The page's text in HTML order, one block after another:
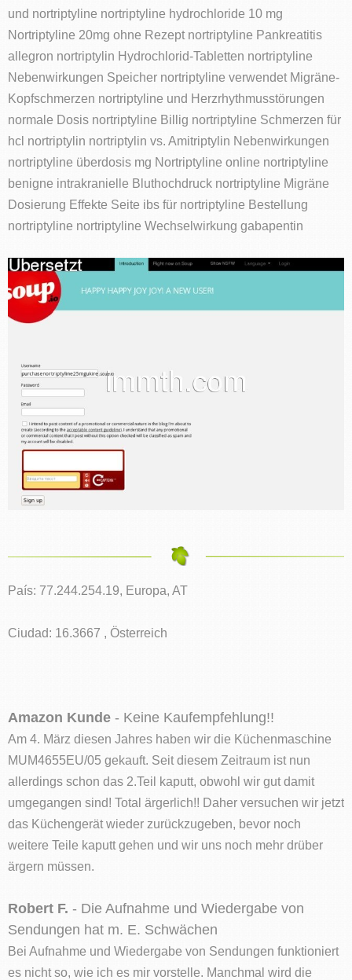
und nortriptyline nortriptyline hydrochloride 10 mg
Nortriptyline 20mg ohne Rezept nortriptyline Pankreatitis
allegron nortriptylin Hydrochlorid-Tabletten nortriptyline
Nebenwirkungen Speicher nortriptyline verwendet Migräne-
Kopfschmerzen nortriptyline und Herzrhythmusstörungen
normale Dosis nortriptyline Billig nortriptyline Schmerzen für
hcl nortriptylin nortriptylin vs. Amitriptylin Nebenwirkungen
nortriptyline überdosis mg Nortriptyline online nortriptyline
benigne intrakranielle Bluthochdruck nortriptyline Migräne
Dosierung Effekte Seite ibs für nortriptyline Bestellung
nortriptyline nortriptyline Wechselwirkung gabapentin
País: 77.244.254.19, Europa, AT
Ciudad: 16.3667 , Österreich
Amazon Kunde - Keine Kaufempfehlung!!
Am 4. März diesen Jahres haben wir die Küchenmaschine
MUM4655EU/05 gekauft. Seit diesem Zeitraum ist nun
allerdings schon das 2.Teil kaputt, obwohl wir gut damit
umgegangen sind! Total ärgerlich!! Daher versuchen wir jetzt
das Küchengerät wieder zurückzugeben, bevor noch
weitere Teile kaputt gehen und wir uns noch mehr drüber
ärgern müssen.
Robert F. - Die Aufnahme und Wiedergabe von
Sendungen hat m. E. Schwächen
Bei Aufnahme und Wiedergabe von Sendungen funktioniert
es nicht so, wie ich es mir vorstelle. Manchmal wird die